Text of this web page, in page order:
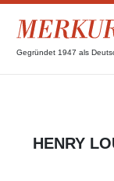
Gegründet 1947 als
HENRY